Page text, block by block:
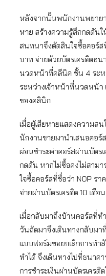
หลังจากนั้นพนักงานพยาย
หาย สร้างความรู้สึกกดดัน
สนทนาจึงตัดสินใจซื้อคอร์ส
บาท จ่ายด้วยบัตรเครดิตธน
นวดหน้าที่คลีนิค ชั้น 4 ระ
ระหว่างเจ้าหน้าที่นวดหน้า
ของคลินิก
เมื่อผู้เสียหายแสดงความ
นักงานขายมานำเสนอคอ
ผ่อนชำระค่าคอร์สผ่านบัตร
กดดัน หากไม่ซื้อคงไม่สาม
ใจซื้อคอร์สที่ชื่อว่า NOP ร
จ่ายผ่านบัตรเครดิต 10 เดือน
เมื่อกลับมาถึงบ้านคอร์สที่ท
วันถัดมาจึงเดินทางกลับมา
แบบฟอร์มขอยกเลิกการทำ
ทำได้ จึงเดินทางไปที่ธนาคา
การชำระเงินผ่านบัตรเครดิ